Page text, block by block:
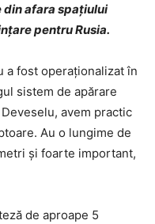
afara spațiului
pentru Rusia.
a fost operaţionalizat în
sistem de apărare
avem practic
Au o lungime de
şi foarte important,
de aproape 5